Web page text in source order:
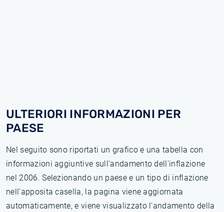
ULTERIORI INFORMAZIONI PER
PAESE
Nel seguito sono riportati un grafico e una tabella con
informazioni aggiuntive sull'andamento dell'inflazione
nel 2006. Selezionando un paese e un tipo di inflazione
nell'apposita casella, la pagina viene aggiornata
automaticamente, e viene visualizzato l'andamento della